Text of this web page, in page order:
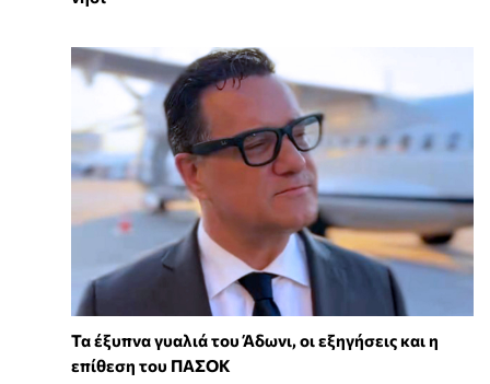
Τα έξυπνα γυαλιά του Άδωνι, οι εξηγήσεις και η
επίθεση του ΠΑΣΟΚ